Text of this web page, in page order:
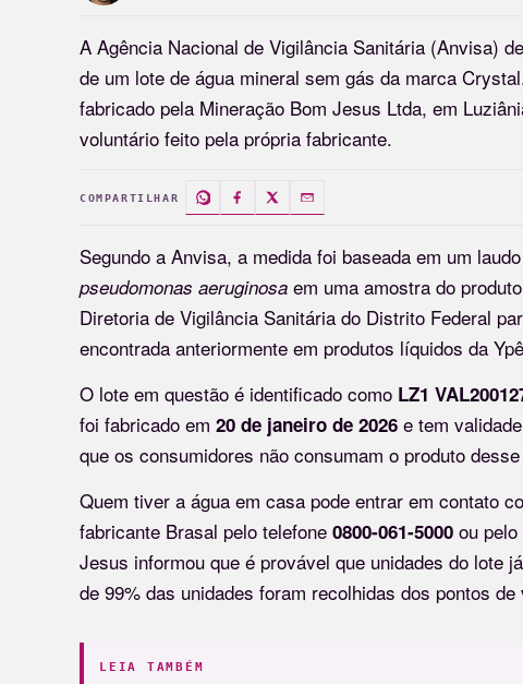
A Agência Nacional de Vigilância Sanitária (Anvisa)
de um lote de água mineral sem gás da marca
fabricado pela Mineração Bom Jesus Ltda, em
voluntário feito pela própria fabricante.
COMPARTILHAR
Segundo a Anvisa, a medida foi baseada em um
pseudomonas aeruginosa em uma amostra do
Diretoria de Vigilância Sanitária do Distrito Federal
encontrada anteriormente em produtos líquidos da
O lote em questão é identificado como LZ1
foi fabricado em 20 de janeiro de 2026 e tem
que os consumidores não consumam o produto
Quem tiver a água em casa pode entrar em contato
fabricante Brasal pelo telefone 0800-061-5000 ou
Jesus informou que é provável que unidades do lote
de 99% das unidades foram recolhidas dos pontos de
LEIA TAMBÉM